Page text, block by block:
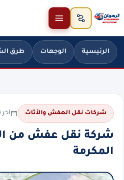
تخطَّ إلى المحتوى
الرئيسية الوجهات طرق
شركات نقل العفش والأثاث
شركة نقل عفش من
المكرمة